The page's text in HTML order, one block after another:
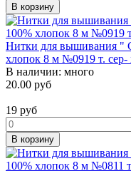
В корзину
Нитки для вышивания "
хлопок 8 м №0919 т. сер-
В наличии: много
20.00 руб
19 руб
В корзину